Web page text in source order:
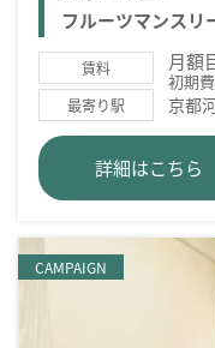
フルーツマンス
賃料 月額
初期
最寄り駅 京都
詳細はこちら
CAMPAIGN